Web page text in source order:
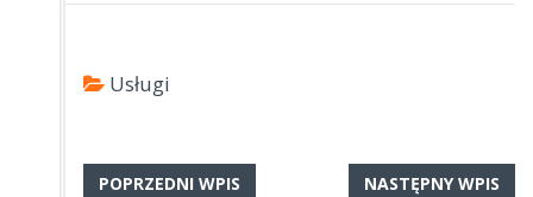
Usługi
POPRZEDNI WPIS NASTĘPNY WPIS